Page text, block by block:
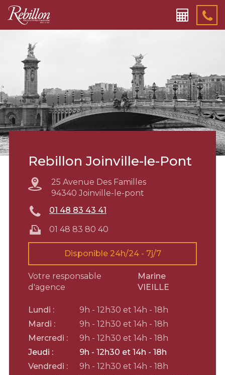
Rebillon Joinville-le-Pont
25 Avenue Des Familles
94340 Joinville-le-pont
01 48 83 43 41
01 48 83 80 40
Disponible 24h/24 - 7j/7
Votre responsable
d'agence
Marine
VIEILLE
Lundi :
9h - 12h30 et 14h - 18h
Mardi :
9h - 12h30 et 14h - 18h
Mercredi :
9h - 12h30 et 14h - 18h
Jeudi :
9h - 12h30 et 14h - 18h
Vendredi :
9h - 12h30 et 14h - 18h